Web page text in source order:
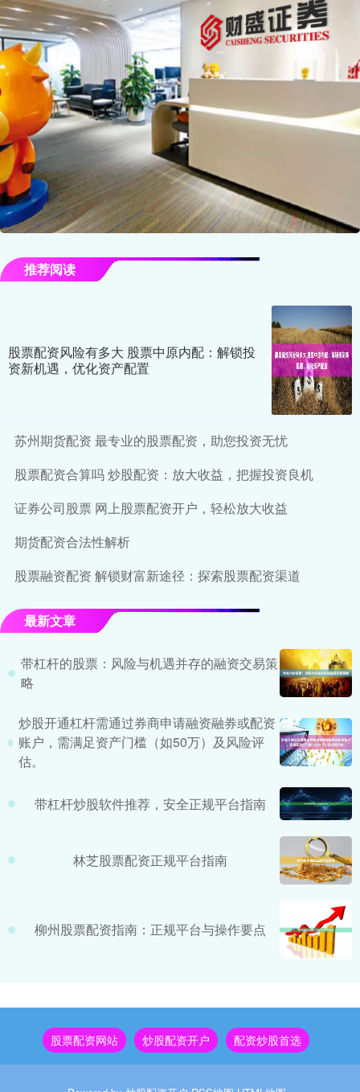
推荐阅读
股票配资风险有多大 股票中原内配：解锁投
资新机遇，优化资产配置
苏州期货配资 最专业的股票配资，助您投资无忧
股票配资合算吗 炒股配资：放大收益，把握投资良机
证券公司股票 网上股票配资开户，轻松放大收益
期货配资合法性解析
股票融资配资 解锁财富新途径：探索股票配资渠道
最新文章
带杠杆的股票：风险与机遇并存的融资交易策
略
炒股开通杠杆需通过券商申请融资融券或配资
账户，需满足资产门槛（如50万）及风险评
估。
带杠杆炒股软件推荐，安全正规平台指南
林芝股票配资正规平台指南
柳州股票配资指南：正规平台与操作要点
股票配资网站 炒股配资开户 配资炒股首选